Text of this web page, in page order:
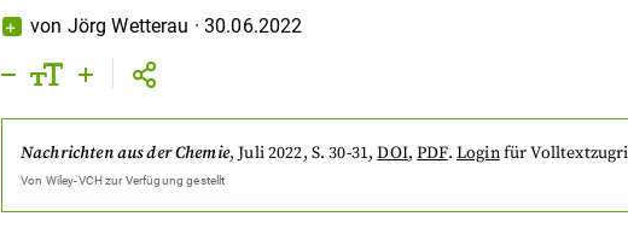
von Jörg Wetterau ·30.06.2022
Nachrichten aus der Chemie,Juli 2022, S. 30-31,DOI,PDF. Loginfür
Von Wiley-VCHzur Verfügung gestellt